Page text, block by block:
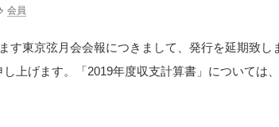
会員
す東京弦月会会報につきまして、発行を延期致し
上げます。「2019年度収支計算書」については